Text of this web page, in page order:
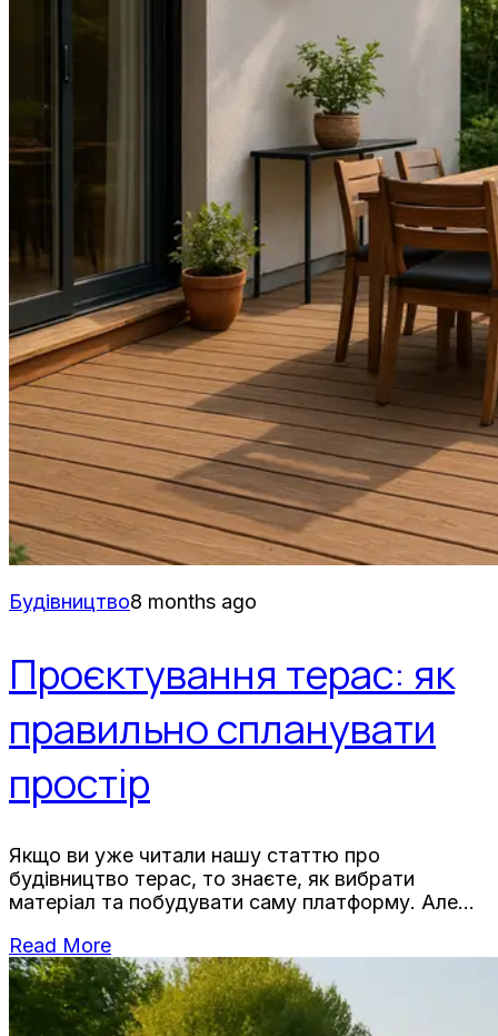
Будівництво8 months ago
Проєктування терас: як
правильно спланувати
простір
Якщо ви уже читали нашу статтю про
будівництво терас, то знаєте, як вибрати
матеріал та побудувати саму платформу. Але
Справжня магія відбувається під час
Read More